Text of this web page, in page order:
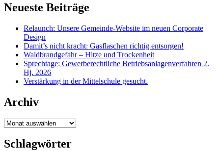
Neueste Beiträge
Relaunch: Unsere Gemeinde-Website im neuen Corporate
Design
Damit’s nicht kracht: Gasflaschen richtig entsorgen!
Waldbrandgefahr – Hitze und Trockenheit
Sprechtage: Gewerberechtliche Betriebsanlagenverfahren 2.
Hj. 2026
Verstärkung in der Mittelschule gesucht.
Archiv
Archiv
Schlagwörter